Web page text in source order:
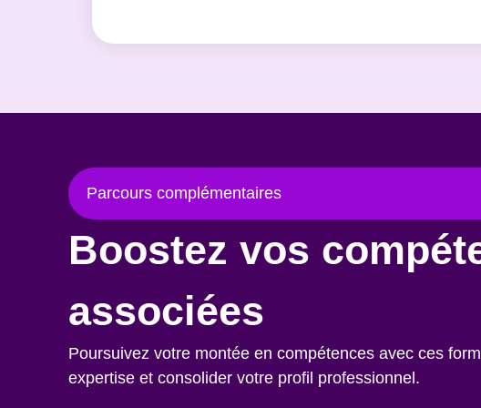
Parcours complémentaires
Boostez vos
associées
Poursuivez votre montée en compétences avec ces
expertise et consolider votre profil professionnel.